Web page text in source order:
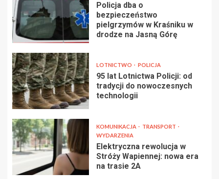
Policja dba o
bezpieczeństwo
pielgrzymów w Kraśniku w
drodze na Jasną Górę
LOTNICTWO POLICJA
95 lat Lotnictwa Policji: od
tradycji do nowoczesnych
technologii
KOMUNIKACJA
TRANSPORT
WYDARZENIA
Elektryczna rewolucja w
Stróży Wapiennej: nowa era
na trasie 2A